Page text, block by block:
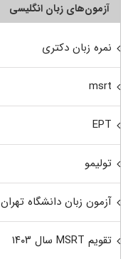
آزمون‌های زبان انگلیسی
نمره زبان دکتری
msrt
EPT
تولیمو
آزمون زبان دانشگاه تهران
تقویم MSRT سال ۱۴۰۳